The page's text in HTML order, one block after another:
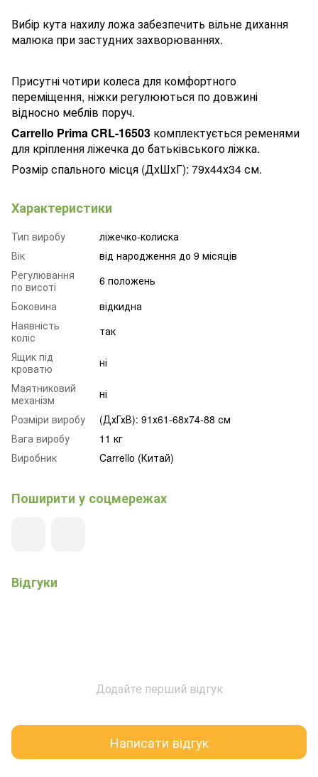
Вибір кута нахилу ложа забезпечить вільне дихання
малюка при застудних захворюваннях.
Присутні чотири колеса для комфортного
переміщення, ніжки регулюються по довжині
відносно меблів поруч.
Carrello Prima CRL-16503 комплектується ременями
для кріплення ліжечка до батьківського ліжка.
Розмір спального місця (ДхШхГ): 79х44х34 см.
Характеристики
Тип виробу
ліжечко-колиска
Вік
від народження до 9 місяців
Регулювання
по висоті
6 положень
Боковина
відкидна
Наявність
коліс
так
Ящик під
кроватю
ні
Маятниковий
механізм
ні
Розміри виробу
(ДхГхВ): 91х61-68х74-88 см
Вага виробу
11 кг
Виробник
Carrello (Китай)
Поширити у соцмережах
Відгуки
Додайте перший відгук
Написати відгук